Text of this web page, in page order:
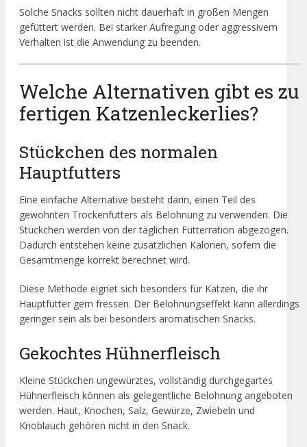
Solche Snacks sollten nicht dauerhaft in großen Mengen
gefüttert werden. Bei starker Aufregung oder aggressivem
Verhalten ist die Anwendung zu beenden.
Welche Alternativen gibt es zu
fertigen Katzenleckerlies?
Stückchen des normalen
Hauptfutters
Eine einfache Alternative besteht darin, einen Teil des
gewohnten Trockenfutters als Belohnung zu verwenden. Die
Stückchen werden von der täglichen Futterration abgezogen.
Dadurch entstehen keine zusätzlichen Kalorien, sofern die
Gesamtmenge korrekt berechnet wird.
Diese Methode eignet sich besonders für Katzen, die ihr
Hauptfutter gern fressen. Der Belohnungseffekt kann allerdings
geringer sein als bei besonders aromatischen Snacks.
Gekochtes Hühnerfleisch
Kleine Stückchen ungewürztes, vollständig durchgegartes
Hühnerfleisch können als gelegentliche Belohnung angeboten
werden. Haut, Knochen, Salz, Gewürze, Zwiebeln und
Knoblauch gehören nicht in den Snack.